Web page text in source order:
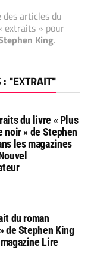
des articles du
extraits » pour
King.
: "EXTRAIT"
du livre « Plus
noir » de Stephen
les magazines
du roman
de Stephen King
Lire